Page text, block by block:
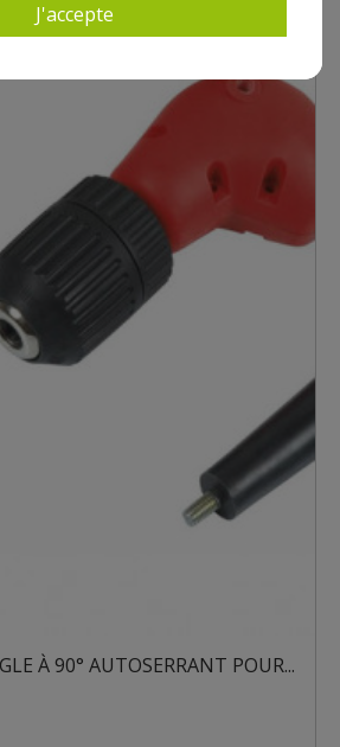
À 90° AUTOSERRANT POUR...
J'accepte